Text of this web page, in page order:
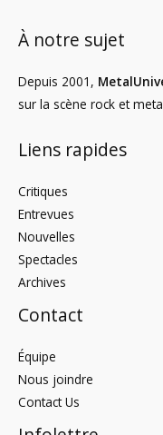
À notre sujet
Depuis 2001,
sur la scène rock et
Liens rapides
Critiques
Entrevues
Nouvelles
Spectacles
Archives
Contact
Équipe
Nous joindre
Contact Us